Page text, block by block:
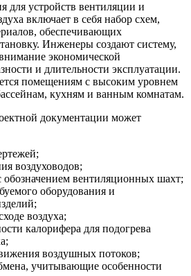
для устройств вентиляции и
включает в себя набор схем,
обеспечивающих
Инженеры создают систему,
экономической
и длительности эксплуатации.
помещениям с высоким уровнем
кухням и ванным комнатам.
документации может
воздуховодов;
вентиляционных шахт;
оборудования и
воздуха;
калорифера для подогрева
воздушных потоков;
учитывающие особенности